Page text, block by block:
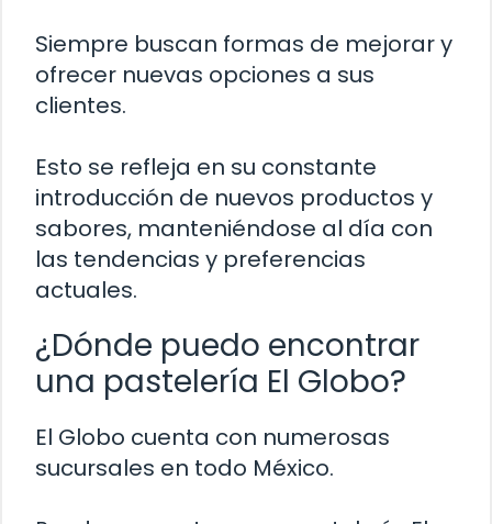
Siempre buscan formas de mejorar y
ofrecer nuevas opciones a sus
clientes.
Esto se refleja en su constante
introducción de nuevos productos y
sabores, manteniéndose al día con
las tendencias y preferencias
actuales.
¿Dónde puedo encontrar
una pastelería El Globo?
El Globo cuenta con numerosas
sucursales en todo México.